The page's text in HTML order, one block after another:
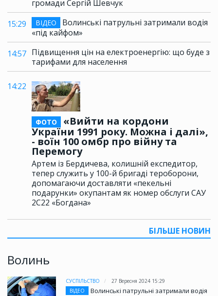
громади Сергій Шевчук
15:29
ВІДЕО
Волинські патрульні затримали водія
«під кайфом»
14:57 Підвищення цін на електроенергію: що буде з
тарифами для населення
14:22
ФОТО
«Вийти на кордони
України 1991 року. Можна і далі»,
- воїн 100 омбр про війну та
Перемогу
Артем із Бердичева, колишній експедитор,
тепер служить у 100-й бригаді тероборони,
допомагаючи доставляти «пекельні
подарунки» окупантам як номер обслуги САУ
2С22 «Богдана»
БІЛЬШЕ НОВИН
Волинь
СУСПІЛЬСТВО
27 Вересня 2024 15:29
ВІДЕО
Волинські патрульні затримали водія